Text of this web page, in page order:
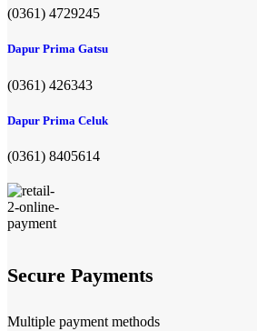
(0361) 4729245
Dapur Prima Gatsu
(0361) 426343
Dapur Prima Celuk
(0361) 8405614
Secure Payments
Multiple payment methods